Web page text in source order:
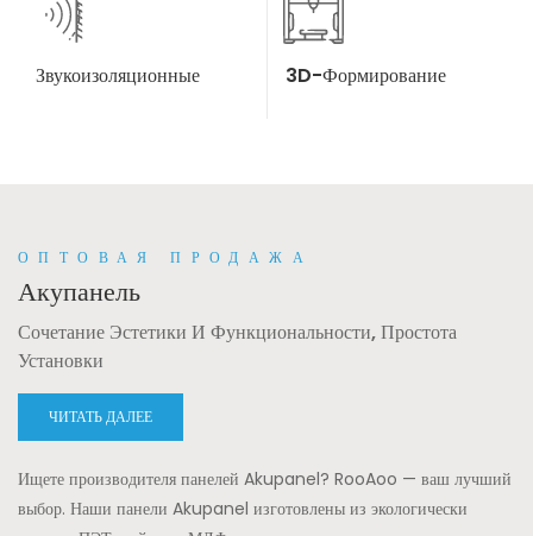
Звукоизоляционные 3D-Формирование
ОПТОВАЯ ПРОДАЖА
Акупанель
Сочетание Эстетики И Функциональности, Простота
Установки
ЧИТАТЬ ДАЛЕЕ
Ищете производителя панелей Akupanel? RooAoo — ваш лучший
выбор. Наши панели Akupanel изготовлены из экологически